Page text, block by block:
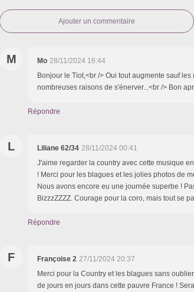
Ajouter un commentaire
M Mo 28/11/2024 16:44
Bonjour le Tiot,<br /> Oui tout augmente sauf
nombreuses raisons de s'énerver...<br /> Bon
Répondre
L Liliane 62/34 28/11/2024 00:41
J'aime regarder la country avec cette musique
! Merci pour les blagues et les jolies photos de
Nous avons encore eu une journée superbe !
BizzzZZZZ. Courage pour la coro, mais tout se
Répondre
F Françoise 2 27/11/2024 20:37
Merci pour la Country et les blagues sans
de jours en jours dans cette pauvre France !